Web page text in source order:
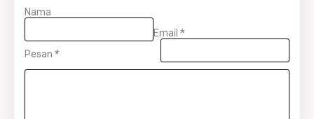
Nama
Email *
Pesan *